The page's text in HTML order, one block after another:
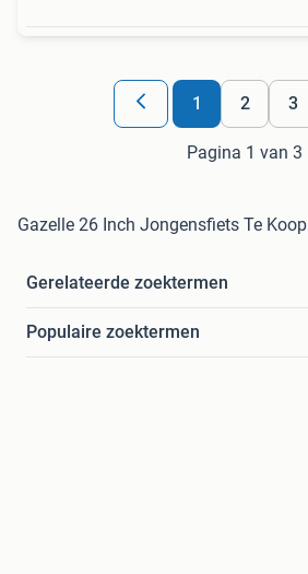
1 2 3
Pagina 1 van 3
Gazelle 26 Inch Jongensfiets Te Koop
Gerelateerde zoektermen
Populaire zoektermen